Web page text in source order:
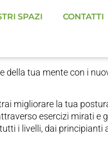
SPAZI CONTATTI
della tua mente con i
migliorare la tua
esercizi mirati e
i livelli, dai principianti